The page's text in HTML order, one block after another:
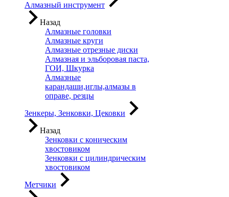
Алмазный инструмент
Назад
Алмазные головки
Алмазные круги
Алмазные отрезные диски
Алмазная и эльборовая паста,
ГОИ, Шкурка
Алмазные
карандаши,иглы,алмазы в
оправе, резцы
Зенкеры, Зенковки, Цековки
Назад
Зенковки с коническим
хвостовиком
Зенковки с цилиндрическим
хвостовиком
Метчики